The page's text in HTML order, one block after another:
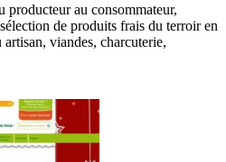
producteur au consommateur,
de produits frais du terroir en
viandes, charcuterie,